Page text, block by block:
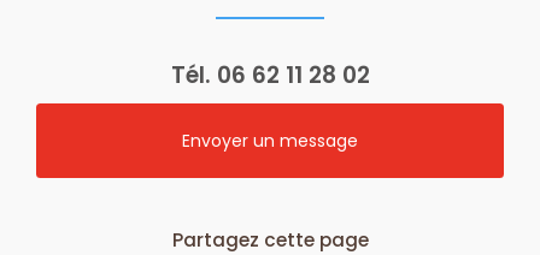
Tél. 06 62 11 28 02
Envoyer un message
Partagez cette page